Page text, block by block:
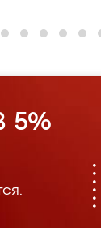
5%